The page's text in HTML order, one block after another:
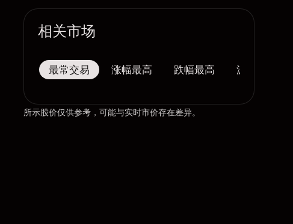
相关市场
最常交易 涨幅最高 跌幅最高 波幅最大
所示股价仅供参考，可能与实时市价存在差异。